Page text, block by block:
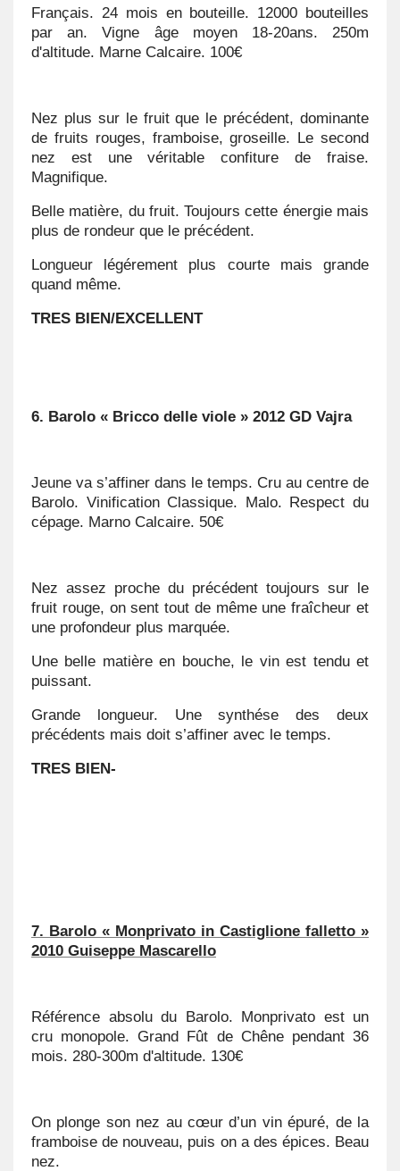
Français. 24 mois en bouteille. 12000 bouteilles
par an. Vigne âge moyen 18-20ans. 250m
d'altitude. Marne Calcaire. 100€
Nez plus sur le fruit que le précédent, dominante
de fruits rouges, framboise, groseille. Le second
nez est une véritable confiture de fraise.
Magnifique.
Belle matière, du fruit. Toujours cette énergie mais
plus de rondeur que le précédent.
Longueur légérement plus courte mais grande
quand même.
TRES BIEN/EXCELLENT
6. Barolo « Bricco delle viole » 2012 GD Vajra
Jeune va s’affiner dans le temps. Cru au centre de
Barolo. Vinification Classique. Malo. Respect du
cépage. Marno Calcaire. 50€
Nez assez proche du précédent toujours sur le
fruit rouge, on sent tout de même une fraîcheur et
une profondeur plus marquée.
Une belle matière en bouche, le vin est tendu et
puissant.
Grande longueur. Une synthése des deux
précédents mais doit s’affiner avec le temps.
TRES BIEN-
7. Barolo « Monprivato in Castiglione falletto »
2010 Guiseppe Mascarello
Référence absolu du Barolo. Monprivato est un
cru monopole. Grand Fût de Chêne pendant 36
mois. 280-300m d'altitude. 130€
On plonge son nez au cœur d’un vin épuré, de la
framboise de nouveau, puis on a des épices. Beau
nez.